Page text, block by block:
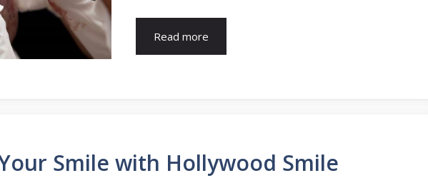
Read more
Smile with Hollywood Smile